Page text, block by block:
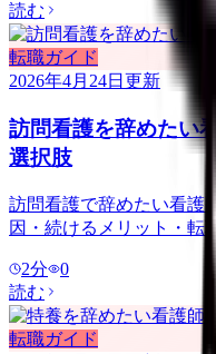
読む
転職ガイド
2026年4月24日 更新
訪問看護を辞めたい
選択肢
訪問看護で辞めたい看護
因・続けるメリット・転
2分
0
読む
転職ガイド